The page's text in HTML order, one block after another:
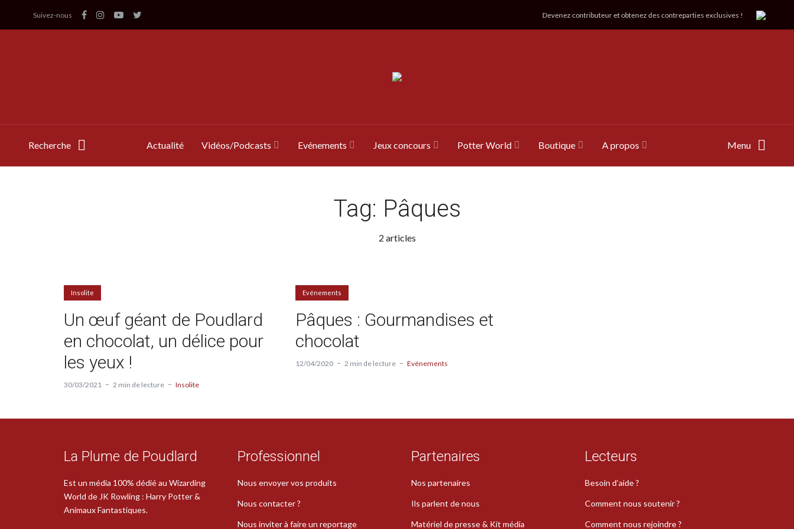
Suivez-nous Devenez contributeur et obtenez des contreparties exclusives !
Recherche Actualité Vidéos/Podcasts Evénements Jeux concours Potter World Boutique A propos Menu
Tag: Pâques
2 articles
Insolite
Un œuf géant de Poudlard
en chocolat, un délice pour
les yeux !
30/03/2021 2 min de lecture Insolite
Evénements
Pâques : Gourmandises et
chocolat
12/04/2020 2 min de lecture Evénements
La Plume de Poudlard
Est un média 100% dédié au Wizarding
World de JK Rowling : Harry Potter &
Animaux Fantastiques.
Professionnel
Nous envoyer vos produits
Nous contacter ?
Nous inviter à faire un reportage
Partenaires
Nos partenaires
Ils parlent de nous
Matériel de presse & Kit média
Lecteurs
Besoin d’aide ?
Comment nous soutenir ?
Comment nous rejoindre ?